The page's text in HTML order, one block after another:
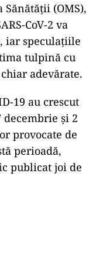
(OMS),
CoV-2 va
iar speculațiile
tulpină cu
adevărate.
19 au crescut
decembrie şi 2
provocate de
perioadă,
publicat joi de